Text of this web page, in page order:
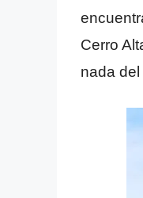
Cerro
nada